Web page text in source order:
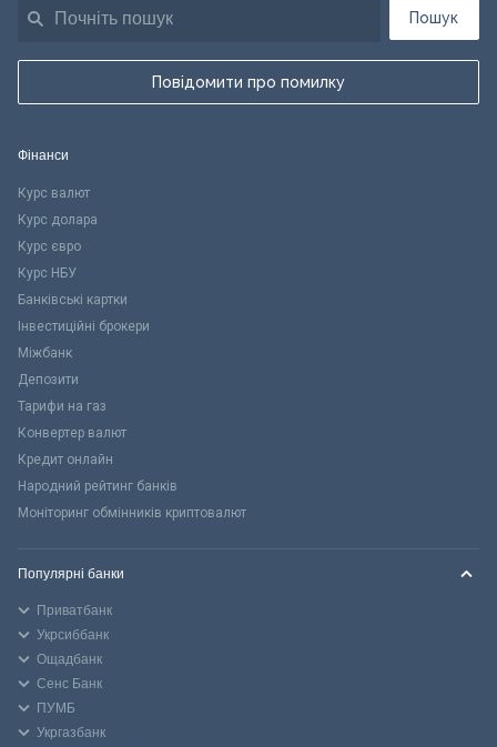
Пошук
Повідомити про помилку
Фінанси
Курс валют
Курс долара
Курс євро
Курс НБУ
Банківські картки
Інвестиційні брокери
Міжбанк
Депозити
Тарифи на газ
Конвертер валют
Кредит онлайн
Народний рейтинг банків
Моніторинг обмінників криптовалют
Популярні банки
Приватбанк
Укрсиббанк
Ощадбанк
Сенс Банк
ПУМБ
Укргазбанк